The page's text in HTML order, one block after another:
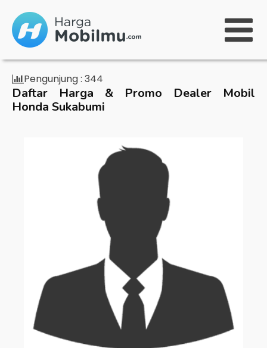
Pengunjung : 344
Daftar Harga & Promo Dealer Mobil
Honda Sukabumi